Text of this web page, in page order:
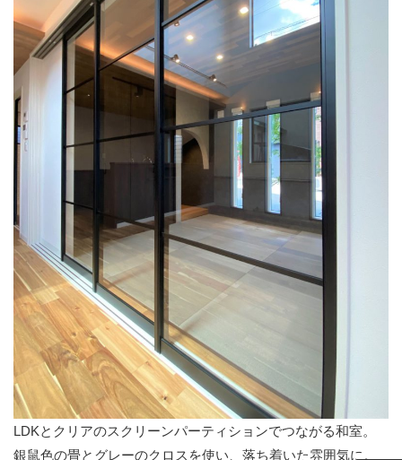
LDKとクリアのスクリーンパーティションでつながる和室。
銀鼠色の畳とグレーのクロスを使い、落ち着いた雰囲気に。